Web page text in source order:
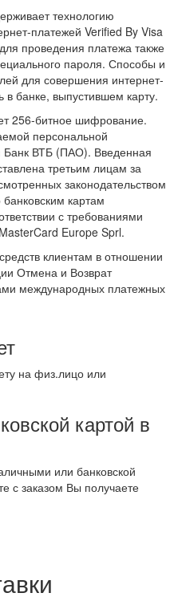
технологию
платежей Verified By Visa
проведения платежа также
пароля. Способы и
для совершения интернет-
банке, выпустившем карту.
256-битное шифрование.
персональной
Банк ВТБ (ПАО). Введенная
третьим лицам за
законодательством
картам
с требованиями
Europe Sprl.
клиентам в отношении
Отмена и Возврат
международных платежных
на физ.лицо или
картой в
или банковской
с заказом Вы получаете